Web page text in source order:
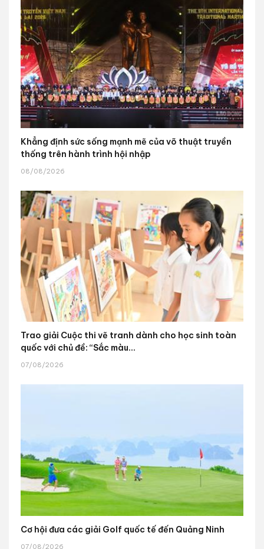
Khẳng định sức sống mạnh mẽ của võ thuật truyền
thống trên hành trình hội nhập
08/08/2026
Trao giải Cuộc thi vẽ tranh dành cho học sinh toàn
quốc với chủ đề: “Sắc màu...
07/08/2026
Cơ hội đưa các giải Golf quốc tế đến Quảng Ninh
07/08/2026